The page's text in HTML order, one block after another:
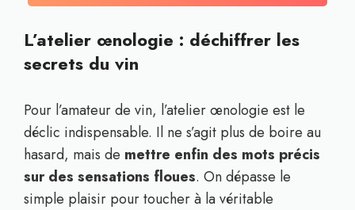
L’atelier œnologie : déchiffrer les
secrets du vin
Pour l’amateur de vin, l’atelier œnologie est le
déclic indispensable. Il ne s’agit plus de boire au
hasard, mais de mettre enfin des mots précis
sur des sensations floues. On dépasse le
simple plaisir pour toucher à la véritable